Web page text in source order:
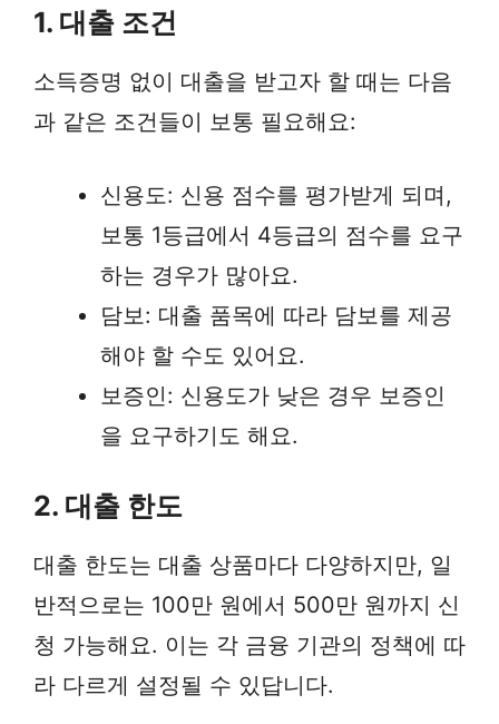
1. 대출 조건
소득증명 없이 대출을 받고자 할 때는 다음
과 같은 조건들이 보통 필요해요:
신용도: 신용 점수를 평가받게 되며,
보통 1등급에서 4등급의 점수를 요구
하는 경우가 많아요.
담보: 대출 품목에 따라 담보를 제공
해야 할 수도 있어요.
보증인: 신용도가 낮은 경우 보증인
을 요구하기도 해요.
2. 대출 한도
대출 한도는 대출 상품마다 다양하지만, 일
반적으로는 100만 원에서 500만 원까지 신
청 가능해요. 이는 각 금융 기관의 정책에 따
라 다르게 설정될 수 있답니다.